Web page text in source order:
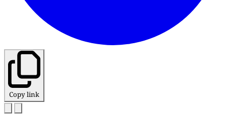
Copy link